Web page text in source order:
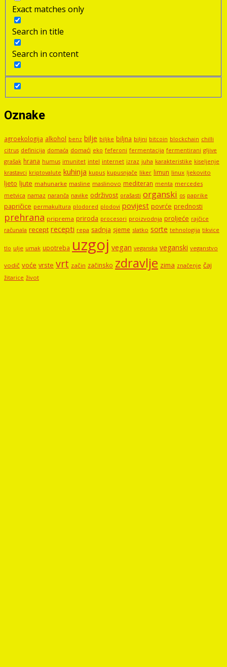
Exact matches only
Search in title
Search in content
Oznake
agroekologija alkohol benz bilje biljke biljna biljni bitcoin blockchain chilli
citrus definicija domaća domaći eko feferoni fermentacija fermentirani gljive
grašak hrana humus imunitet intel internet izraz juha karakteristike kiseljenje
krastavci kriptovalute kuhinja kupus kupusnjače liker limun linux ljekovito
ljeto ljute mahunarke masline maslinovo mediteran menta mercedes
metvica namaz naranča navike održivost orašasti organski os paprike
papričice permakultura plodored plodovi povijest povrće prednosti
prehrana priprema priroda procesori proizvodnja proljeće rajčice
računala recept recepti repa sadnja sjeme slatko sorte tehnologija tikvice
tlo ulje umak upotreba uzgoj vegan veganska veganski veganstvo
vodič voće vrste vrt začin začinsko zdravlje zima značenje čaj
žitarice život